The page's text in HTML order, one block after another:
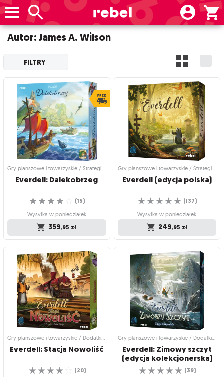
Autor: James A. Wilson
FILTRY
Gry planszowe i towarzyskie / Strategiczne gry planszowe
Everdell:Dalekobrzeg
☆
☆
☆
☆ (15)
Wysyłka w poniedziałek
359,95 zł
Gry planszowe i towarzyskie /
Strategiczne gry planszowe
Everdell: Dalekobrzeg
Czas wyruszyć na poszukiwanie
morskich przygód!
☆
☆
☆
☆
☆ (15)
Wysyłka w poniedziałek
359,95 zł
Gry planszowe i towarzyskie / Strategiczne gry planszowe
Everdell (edycja polska)
☆
☆
☆
☆
☆ (137)
Wysyłka w poniedziałek
249,95 zł
Gry planszowe i towarzyskie /
Strategiczne gry planszowe
Everdell (edycja polska)
Rozwijaj swoją osadę w przeuroczej
krainie Everdell
☆
☆
☆
☆
☆ (137)
Wysyłka w poniedziałek
249 ,95 zł
Gry planszowe i towarzyskie / Dodatki do gier
Everdell:Stacja Nowoliść
☆
☆
☆
☆ (20)
Gry planszowe i towarzyskie / Dodatki do gier
Everdell: Zimowy szczyt
(edycja kolekcjonerska)
☆
☆
☆
☆
☆ (39)